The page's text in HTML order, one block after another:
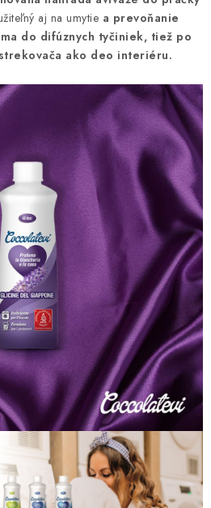
ochrany osobných údajov
aj na umytie a prevoňanie
do difúznych tyčiniek, tiež po
ako deo interiéru.